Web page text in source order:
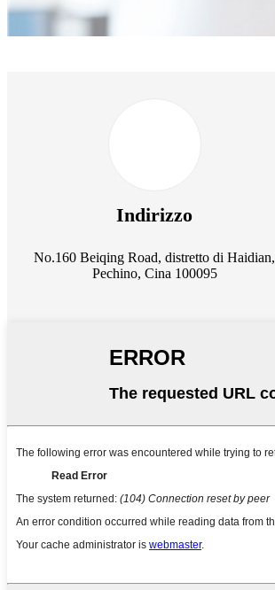
Indirizzo
No.160 Beiqing Road, distretto di Haidian,
Pechino, Cina 100095